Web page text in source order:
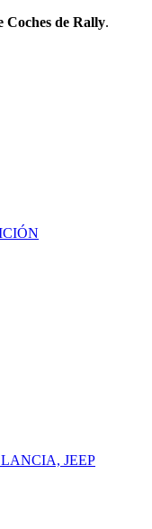
Coches de Rally.
JEEP